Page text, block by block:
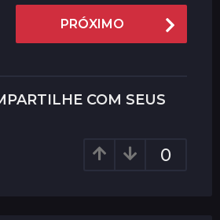
PRÓXIMO
COM SEUS
0